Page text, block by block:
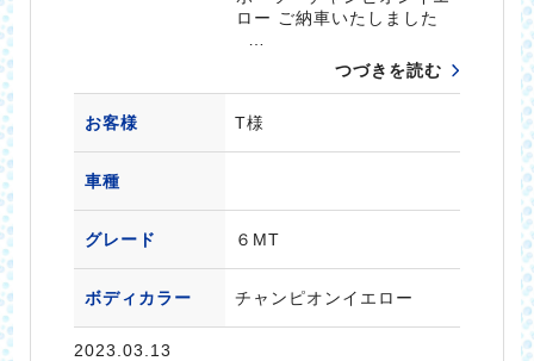
ロー ご納車いたしました
つづきを読む
お客様 T様
車種
グレード ６MT
ボディカラー チャンピオンイエロー
2023.03.13